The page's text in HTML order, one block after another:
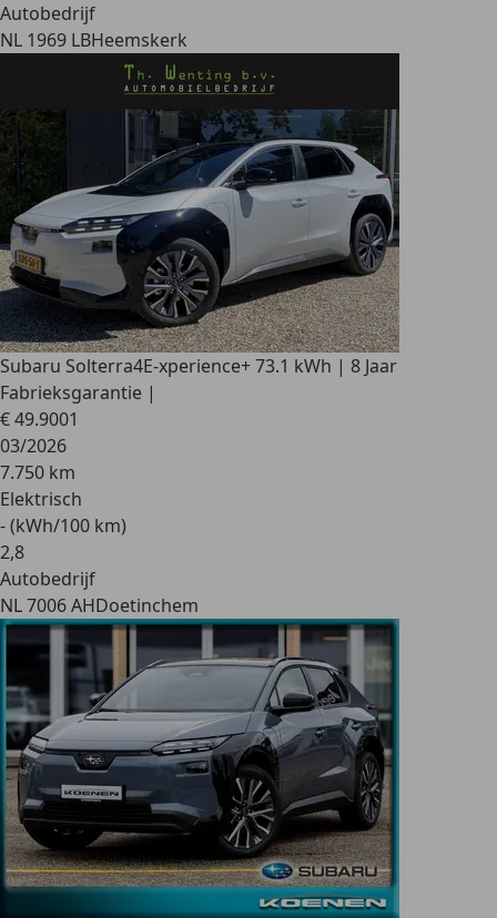
Autobedrijf
NL 1969 LBHeemskerk
Subaru Solterra4E-xperience+ 73.1 kWh | 8 Jaar
Fabrieksgarantie |
€ 49.9001
03/2026
7.750 km
Elektrisch
- (kWh/100 km)
2,8
Autobedrijf
NL 7006 AHDoetinchem